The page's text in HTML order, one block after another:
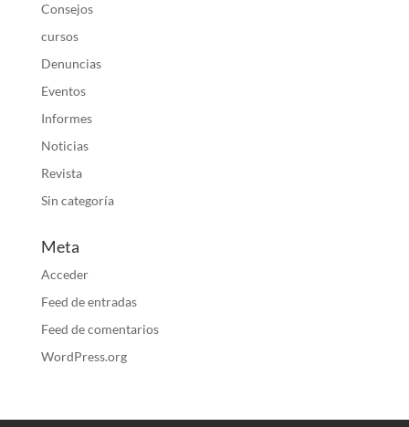
Consejos
cursos
Denuncias
Eventos
Informes
Noticias
Revista
Sin categoría
Meta
Acceder
Feed de entradas
Feed de comentarios
WordPress.org